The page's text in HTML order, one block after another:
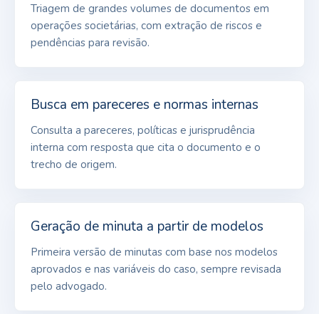
Triagem de grandes volumes de documentos em
operações societárias, com extração de riscos e
pendências para revisão.
Busca em pareceres e normas internas
Consulta a pareceres, políticas e jurisprudência
interna com resposta que cita o documento e o
trecho de origem.
Geração de minuta a partir de modelos
Primeira versão de minutas com base nos modelos
aprovados e nas variáveis do caso, sempre revisada
pelo advogado.